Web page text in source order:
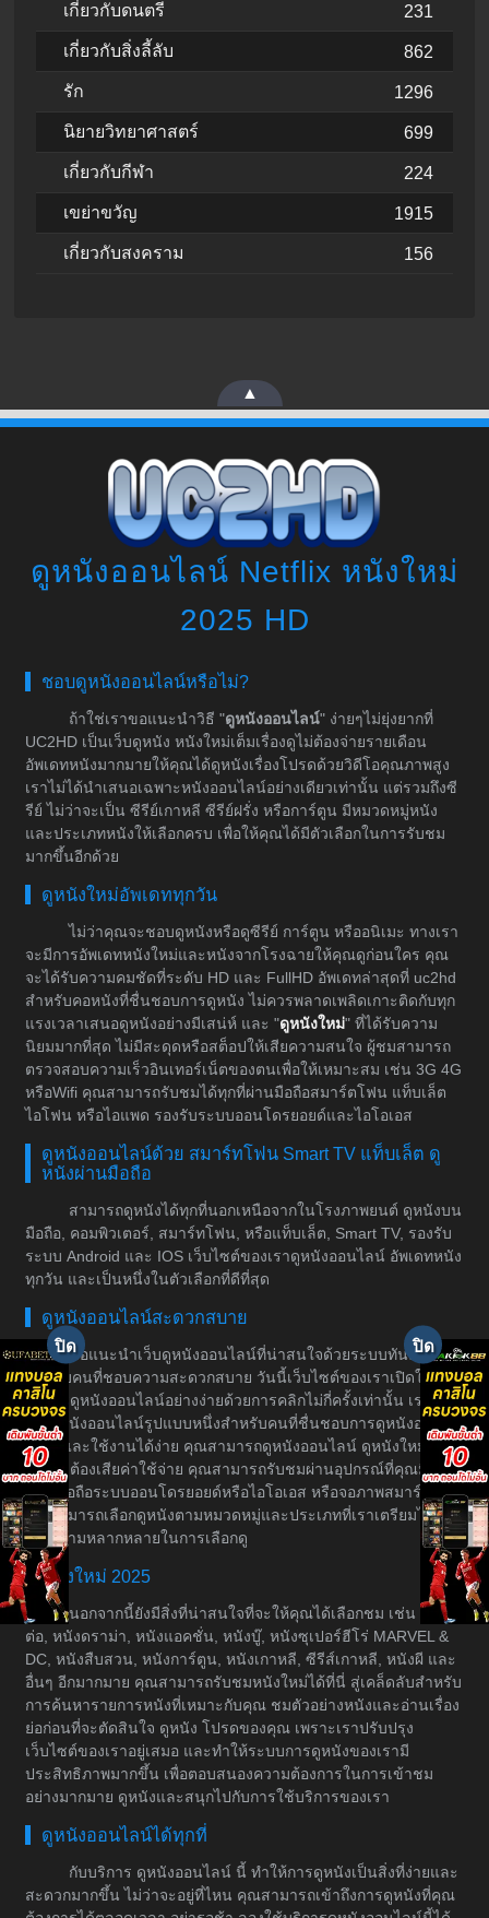
เกี่ยวกับดนตรี 231
เกี่ยวกับสิ่งลี้ลับ 862
รัก 1296
นิยายวิทยาศาสตร์ 699
เกี่ยวกับกีฬา 224
เขย่าขวัญ 1915
เกี่ยวกับสงคราม 156
▲
ดูหนังออนไลน์ Netflix หนังใหม่
2025 HD
ชอบดูหนังออนไลน์หรือไม่?
ถ้าใช่เราขอแนะนำวิธี "ดูหนังออนไลน์" ง่ายๆไม่ยุ่งยากที่
UC2HD เป็นเว็บดูหนัง หนังใหม่เต็มเรื่องดูไม่ต้องจ่ายรายเดือน
อัพเดทหนังมากมายให้คุณได้ดูหนังเรื่องโปรดด้วยวิดีโอคุณภาพสูง
เราไม่ได้นำเสนอเฉพาะหนังออนไลน์อย่างเดียวเท่านั้น แต่รวมถึงซี
รีย์ ไม่ว่าจะเป็น ซีรีย์เกาหลี ซีรีย์ฝรั่ง หรือการ์ตูน มีหมวดหมู่หนัง
และประเภทหนังให้เลือกครบ เพื่อให้คุณได้มีตัวเลือกในการรับชม
มากขึ้นอีกด้วย
ดูหนังใหม่อัพเดททุกวัน
ไม่ว่าคุณจะชอบดูหนังหรือดูซีรีย์ การ์ตูน หรืออนิเมะ ทางเรา
จะมีการอัพเดทหนังใหม่และหนังจากโรงฉายให้คุณดูก่อนใคร คุณ
จะได้รับความคมชัดที่ระดับ HD และ FullHD อัพเดทล่าสุดที่ uc2hd
สำหรับคอหนังที่ชื่นชอบการดูหนัง ไม่ควรพลาดเพลิดเกาะติดกับทุก
แรงเวลาเสนอดูหนังอย่างมีเสน่ห์ และ "ดูหนังใหม่" ที่ได้รับความ
นิยมมากที่สุด ไม่มีสะดุดหรือสต็อปให้เสียความสนใจ ผู้ชมสามารถ
ตรวจสอบความเร็วอินเทอร์เน็ตของตนเพื่อให้เหมาะสม เช่น 3G 4G
หรือWifi คุณสามารถรับชมได้ทุกที่ผ่านมือถือสมาร์ตโฟน แท็บเล็ต
ไอโฟน หรือไอแพด รองรับระบบออนโดรยอยด์และไอโอเอส
ดูหนังออนไลน์ด้วย สมาร์ทโฟน Smart TV แท็บเล็ต ดู
หนังผ่านมือถือ
สามารถดูหนังได้ทุกที่นอกเหนือจากในโรงภาพยนต์ ดูหนังบน
มือถือ, คอมพิวเตอร์, สมาร์ทโฟน, หรือแท็บเล็ต, Smart TV, รองรับ
ระบบ Android และ IOS เว็บไซต์ของเราดูหนังออนไลน์ อัพเดทหนัง
ทุกวัน และเป็นหนึ่งในตัวเลือกที่ดีที่สุด
ดูหนังออนไลน์สะดวกสบาย
ขอแนะนำเว็บดูหนังออนไลน์ที่น่าสนใจด้วยระบบทันสมัย
สำหรับคนที่ชอบความสะดวกสบาย วันนี้เว็บไซต์ของเราเปิดให้
บริการดูหนังออนไลน์อย่างง่ายด้วยการคลิกไม่กี่ครั้งเท่านั้น เราเป็น
เว็บดูหนังออนไลน์รูปแบบหนึ่งสำหรับคนที่ชื่นชอบการดูหนังอย่างมี
ระบบและใช้งานได้ง่าย คุณสามารถดูหนังออนไลน์ ดูหนังใหม่ได้
โดยไม่ต้องเสียค่าใช้จ่าย คุณสามารถรับชมผ่านอุปกรณ์ที่คุณมีอยู่
เช่น มือถือระบบออนโดรยอยด์หรือไอโอเอส หรือจอภาพสมาร์ททีวี
คุณสามารถเลือกดูหนังตามหมวดหมู่และประเภทที่เราเตรียมไว้ให้
เพื่อความหลากหลายในการเลือกดู
หนังใหม่ 2025
นอกจากนี้ยังมีสิ่งที่น่าสนใจที่จะให้คุณได้เลือกชม เช่น หนัง
ต่อ, หนังดราม่า, หนังแอคชั่น, หนังบู๊, หนังซุเปอร์ฮีโร่ MARVEL &
DC, หนังสืบสวน, หนังการ์ตูน, หนังเกาหลี, ซีรีส์เกาหลี, หนังผี และ
อื่นๆ อีกมากมาย คุณสามารถรับชมหนังใหม่ได้ที่นี่ สู่เคล็ดลับสำหรับ
การค้นหารายการหนังที่เหมาะกับคุณ ชมตัวอย่างหนังและอ่านเรื่อง
ย่อก่อนที่จะตัดสินใจ ดูหนัง โปรดของคุณ เพราะเราปรับปรุง
เว็บไซต์ของเราอยู่เสมอ และทำให้ระบบการดูหนังของเรามี
ประสิทธิภาพมากขึ้น เพื่อตอบสนองความต้องการในการเข้าชม
อย่างมากมาย ดูหนังและสนุกไปกับการใช้บริการของเรา
ดูหนังออนไลน์ได้ทุกที่
กับบริการ ดูหนังออนไลน์ นี้ ทำให้การดูหนังเป็นสิ่งที่ง่ายและ
สะดวกมากขึ้น ไม่ว่าจะอยู่ที่ไหน คุณสามารถเข้าถึงการดูหนังที่คุณ